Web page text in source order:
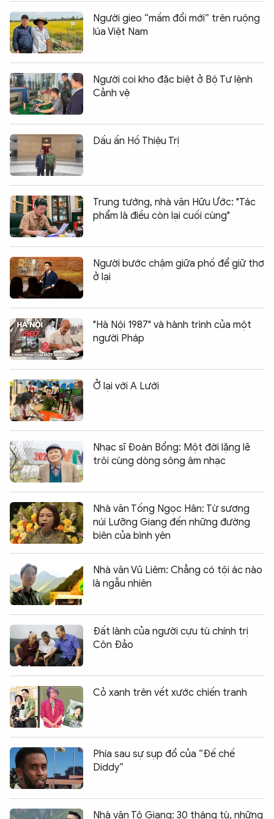
Người gieo “mầm đổi mới” trên ruộng
lúa Việt Nam
Người coi kho đặc biệt ở Bộ Tư lệnh
Cảnh vệ
Dấu ấn Hồ Thiệu Trị
Trung tướng, nhà văn Hữu Ước: "Tác
phẩm là điều còn lại cuối cùng"
Người bước chậm giữa phố để giữ thơ
ở lại
"Hà Nội 1987" và hành trình của một
người Pháp
Ở lại với A Lưới
Nhạc sĩ Đoàn Bổng: Một đời lặng lẽ
trôi cùng dòng sông âm nhạc
Nhà văn Tống Ngọc Hân: Từ sương
núi Lưỡng Giang đến những đường
biên của bình yên
Nhà văn Vũ Liêm: Chẳng có tội ác nào
là ngẫu nhiên
Đất lành của người cựu tù chính trị
Côn Đảo
Cỏ xanh trên vết xước chiến tranh
Phía sau sự sụp đổ của “Đế chế
Diddy”
Nhà văn Tô Giang: 30 tháng tù, những